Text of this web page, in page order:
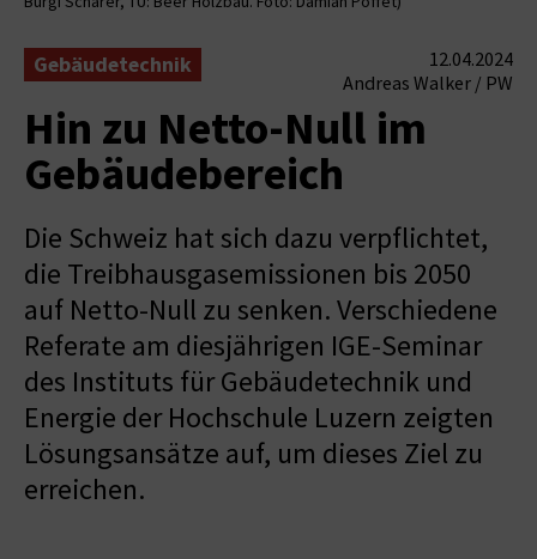
Gebäudetechnik
12.04.2024
Andreas Walker / PW
Hin zu Netto-Null im
Gebäudebereich
Die Schweiz hat sich dazu verpflichtet,
die Treibhausgasemissionen bis 2050
auf Netto-Null zu senken. Verschiedene
Referate am diesjährigen IGE-Seminar
des Instituts für Gebäudetechnik und
Energie der Hochschule Luzern zeigten
Lösungsansätze auf, um dieses Ziel zu
erreichen.